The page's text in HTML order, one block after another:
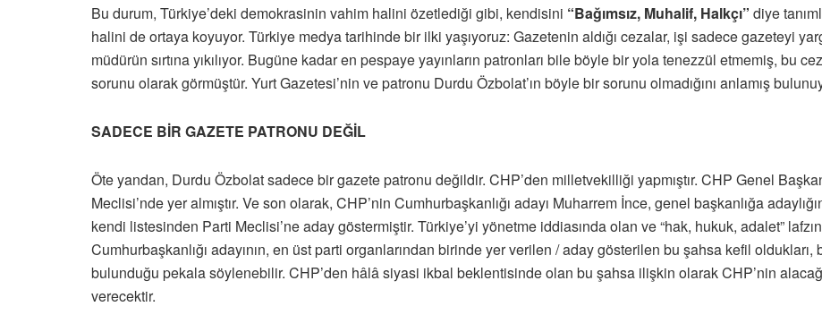
Bu durum, Türkiye’deki demokrasinin vahim halini özetlediği gibi, kendisini “Bağımsız, Muhalif, Halkçı” diye
halini de ortaya koyuyor. Türkiye medya tarihinde bir ilki yaşıyoruz: Gazetenin aldığı cezalar, işi sadece gazeteyi
müdürün sırtına yıkılıyor. Bugüne kadar en pespaye yayınların patronları bile böyle bir yola tenezzül etmemiş, bu
sorunu olarak görmüştür. Yurt Gazetesi’nin ve patronu Durdu Özbolat’ın böyle bir sorunu olmadığını anlamış
SADECE BİR GAZETE PATRONU DEĞİL
Öte yandan, Durdu Özbolat sadece bir gazete patronu değildir. CHP’den milletvekilliği yapmıştır. CHP Genel
Meclisi’nde yer almıştır. Ve son olarak, CHP’nin Cumhurbaşkanlığı adayı Muharrem İnce, genel başkanlığa
kendi listesinden Parti Meclisi’ne aday göstermiştir. Türkiye’yi yönetme iddiasında olan ve “hak, hukuk, adalet”
Cumhurbaşkanlığı adayının, en üst parti organlarından birinde yer verilen / aday gösterilen bu şahsa kefil oldukları,
bulunduğu pekala söylenebilir. CHP’den hâlâ siyasi ikbal beklentisinde olan bu şahsa ilişkin olarak CHP’nin
verecektir.